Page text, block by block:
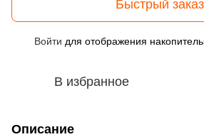
Быстрый заказ
Войти для отображения
В избранное
Описание